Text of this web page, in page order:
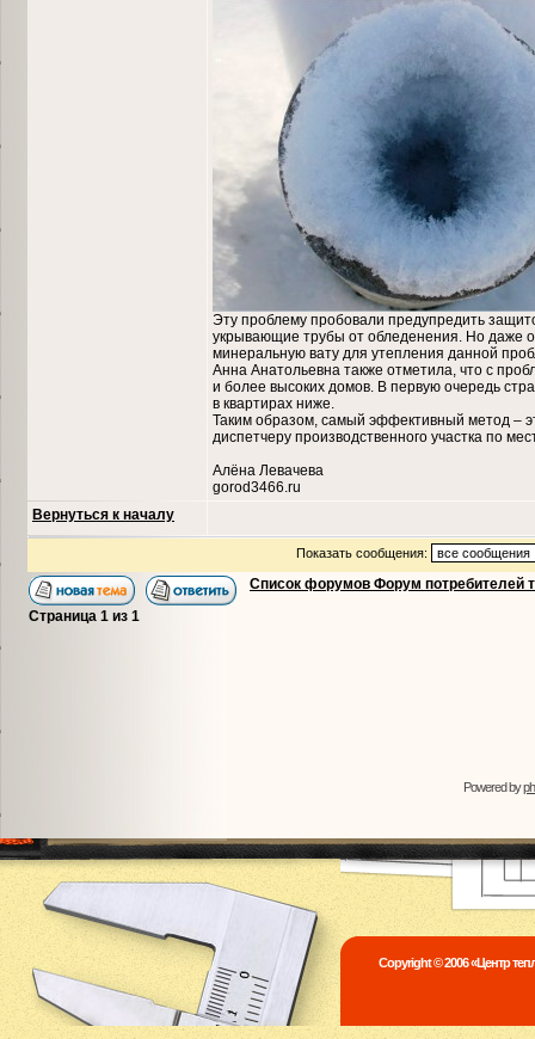
Эту проблему пробовали предупредить
укрывающие трубы от обледенения. Но даже
минеральную вату для утепления данной
Анна Анатольевна также отметила, что с
и более высоких домов. В первую очередь
в квартирах ниже.
Таким образом, самый эффективный метод –
диспетчеру производственного участка по
Алёна Левачева
gorod3466.ru
Вернуться к началу
Показать сообщения:
Список форумов Форум потребителей
Страница 1 из 1
Powered by
Copyright © 2006 «Центр